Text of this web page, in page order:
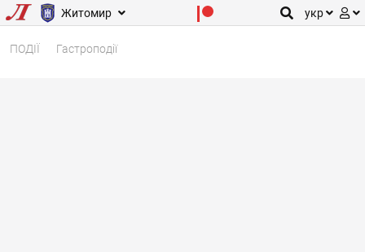
Житомир укр
ПОДІЇ Гастроподії